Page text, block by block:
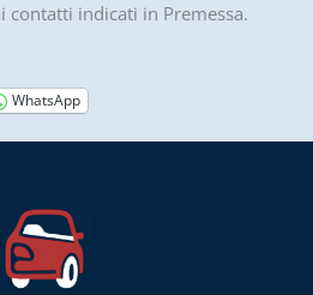
contatti indicati in Premessa.
WhatsApp